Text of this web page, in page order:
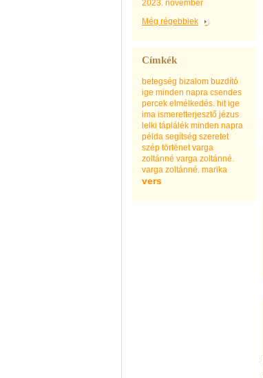
2023. november
Még régebbiek
Címkék
betegség bizalom buzdító
ige minden napra csendes
percek elmélkedés. hit ige
ima ismeretterjesztő jézus
lelki táplálék minden napra
példa segítség szeretet
szép történet varga
zoltánné varga zoltánné.
varga zoltánné. marika
vers